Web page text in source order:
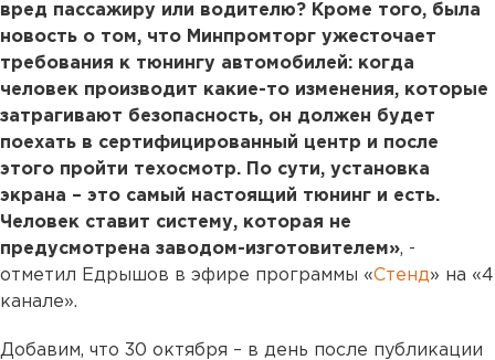
вред пассажиру или водителю? Кроме того, была
новость о том, что Минпромторг ужесточает
требования к тюнингу автомобилей: когда
человек производит какие-то изменения, которые
затрагивают безопасность, он должен будет
поехать в сертифицированный центр и после
этого пройти техосмотр. По сути, установка
экрана – это самый настоящий тюнинг и есть.
Человек ставит систему, которая не
предусмотрена заводом-изготовителем», -
отметил Едрышов в эфире программы «Стенд» на «4
канале».
Добавим, что 30 октября – в день после публикации